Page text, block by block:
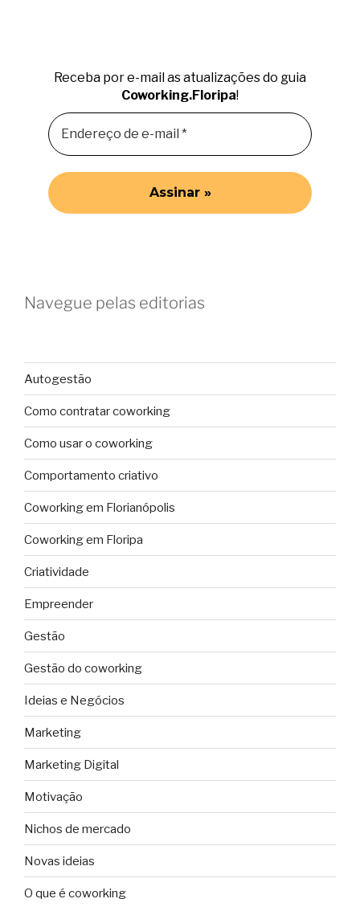
Receba por e-mail as atualizações do guia
Coworking.Floripa!
Navegue pelas editorias
Autogestão
Como contratar coworking
Como usar o coworking
Comportamento criativo
Coworking em Florianópolis
Coworking em Floripa
Criatividade
Empreender
Gestão
Gestão do coworking
Ideias e Negócios
Marketing
Marketing Digital
Motivação
Nichos de mercado
Novas ideias
O que é coworking